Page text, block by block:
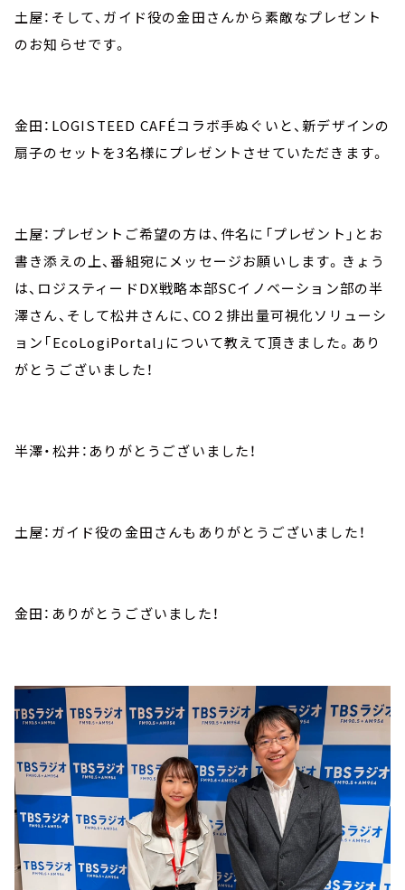
土屋：そして、ガイド役の金田さんから素敵なプレゼント
のお知らせです。
金田：LOGISTEED CAFÉコラボ手ぬぐいと、新デザインの
扇子のセットを3名様にプレゼントさせていただきます。
土屋：プレゼントご希望の方は、件名に「プレゼント」とお
書き添えの上、番組宛にメッセージお願いします。きょう
は、ロジスティードDX戦略本部SCイノベーション部の半
澤さん、そして松井さんに、CO２排出量可視化ソリューシ
ョン「EcoLogiPortal」について教えて頂きました。あり
がとうございました！
半澤・松井：ありがとうございました！
土屋：ガイド役の金田さんもありがとうございました！
金田：ありがとうございました！